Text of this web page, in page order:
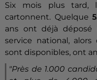
Six mois plus tard,
cartonnent. Quelque
ans ont déjà
service national,
sont disponibles, ont
"Près de 1.000